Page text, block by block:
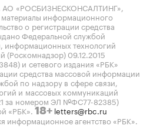
«РОСБИЗНЕСКОНСАЛТИНГ»,
материалы информационного
о регистрации средства
Федеральной службой
информационных технологий
(Роскомнадзор) 09.12.2015
и сетевого издания «РБК»
средства массовой информации
по надзору в сфере связи,
и массовых коммуникаций
за номером ЭЛ №ФС77-82385)
«РБК». 18+ letters@rbc.ru
информационное агентство «РБК».